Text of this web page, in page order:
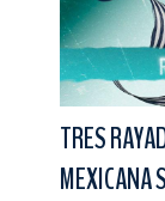
TRES
MEXICANA